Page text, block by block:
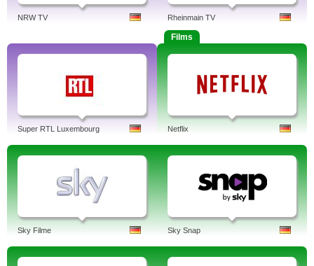
NRW TV Rheinmain TV
Super RTL Luxembourg
Films
Netflix
Sky Filme Sky Snap